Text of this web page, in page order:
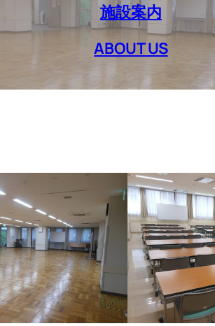
施設案内
ABOUT US